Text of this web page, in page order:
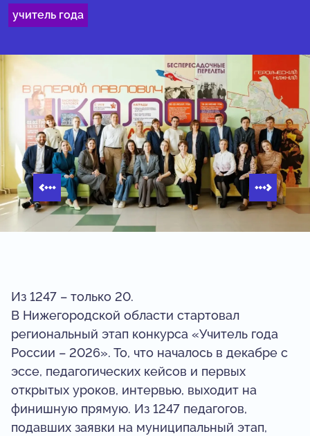
учитель года
Из 1247 – только 20.
В Нижегородской области стартовал
региональный этап конкурса «Учитель года
России – 2026». То, что началось в декабре с
эссе, педагогических кейсов и первых
открытых уроков, интервью, выходит на
финишную прямую. Из 1247 педагогов,
подавших заявки на муниципальный этап,